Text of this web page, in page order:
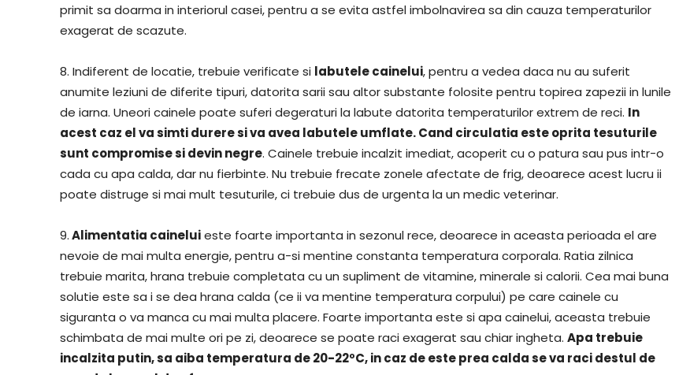
primit sa doarma in interiorul casei, pentru a se evita astfel imbolnavirea sa din cauza temperaturilor
exagerat de scazute.
8. Indiferent de locatie, trebuie verificate si labutele cainelui, pentru a vedea daca nu au suferit
anumite leziuni de diferite tipuri, datorita sarii sau altor substante folosite pentru topirea zapezii in lunile
de iarna. Uneori cainele poate suferi degeraturi la labute datorita temperaturilor extrem de reci. In
acest caz el va simti durere si va avea labutele umflate. Cand circulatia este oprita tesuturile
sunt compromise si devin negre. Cainele trebuie incalzit imediat, acoperit cu o patura sau pus intr-o
cada cu apa calda, dar nu fierbinte. Nu trebuie frecate zonele afectate de frig, deoarece acest lucru ii
poate distruge si mai mult tesuturile, ci trebuie dus de urgenta la un medic veterinar.
9.Alimentatia caineluieste foarte importanta in sezonul rece, deoarece in aceasta perioada el are
nevoie de mai multa energie, pentru a-si mentine constanta temperatura corporala. Ratia zilnica
trebuie marita, hrana trebuie completata cu un supliment de vitamine, minerale si calorii. Cea mai buna
solutie este sa i se dea hrana calda (ce ii va mentine temperatura corpului) pe care cainele cu
siguranta o va manca cu mai multa placere. Foarte importanta este si apa cainelui, aceasta trebuie
schimbata de mai multe ori pe zi, deoarece se poate raci exagerat sau chiar ingheta. Apa trebuie
incalzita putin, sa aiba temperatura de 20-22ºC, in caz de este prea calda se va raci destul de